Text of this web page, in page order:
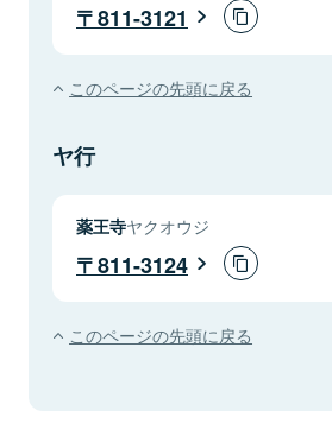
811-3121
このページの先頭に戻る
ヤ行
薬王寺ヤクオウジ
811-3124
このページの先頭に戻る